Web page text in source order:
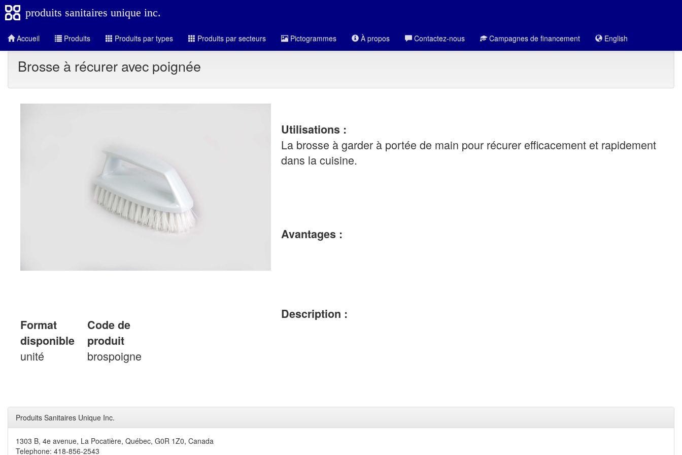
produits sanitaires unique inc.
Accueil Produits Produits par types Produits par secteurs Pictogrammes À propos Contactez-nous Campagnes de financement English
Brosse à récurer avec poignée
Format
disponible
Code de
produit
unité
brospoigne
Utilisations :
La brosse à garder à portée de main pour récurer efficacement et rapidement
dans la cuisine.
Avantages :
Description :
Produits Sanitaires Unique Inc.
1303 B, 4e avenue, La Pocatière, Québec, G0R 1Z0, Canada
Telephone: 418-856-2543